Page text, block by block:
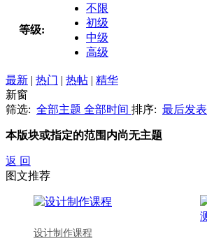
等级:
不限
初级
中级
高级
最新 | 热门 | 热帖 | 精华
新窗
筛选: 全部主题 全部时间 排序: 最后发表
本版块或指定的范围内尚无主题
返 回
图文推荐
设计制作课程